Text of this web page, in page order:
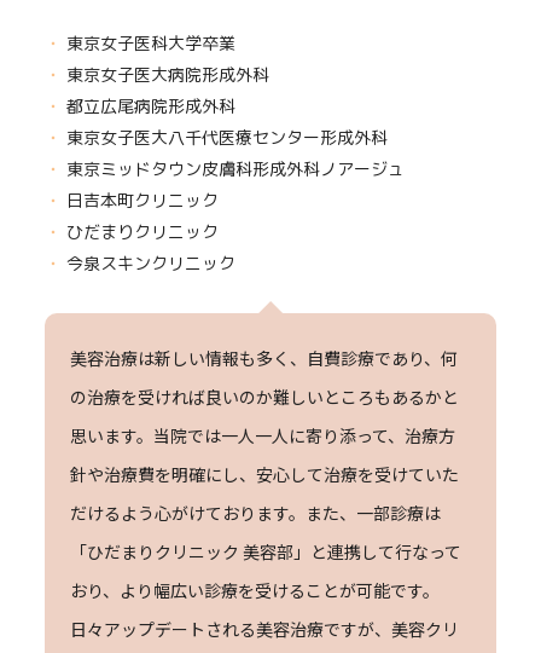
東京女子医科大学卒業
東京女子医大病院形成外科
都立広尾病院形成外科
東京女子医大八千代医療センター形成外科
東京ミッドタウン皮膚科形成外科ノアージュ
日吉本町クリニック
ひだまりクリニック
今泉スキンクリニック
美容治療は新しい情報も多く、自費診療であり、何
の治療を受ければ良いのか難しいところもあるかと
思います。当院では一人一人に寄り添って、治療方
針や治療費を明確にし、安心して治療を受けていた
だけるよう心がけております。また、一部診療は
「ひだまりクリニック 美容部」と連携して行なって
おり、より幅広い診療を受けることが可能です。
日々アップデートされる美容治療ですが、美容クリ